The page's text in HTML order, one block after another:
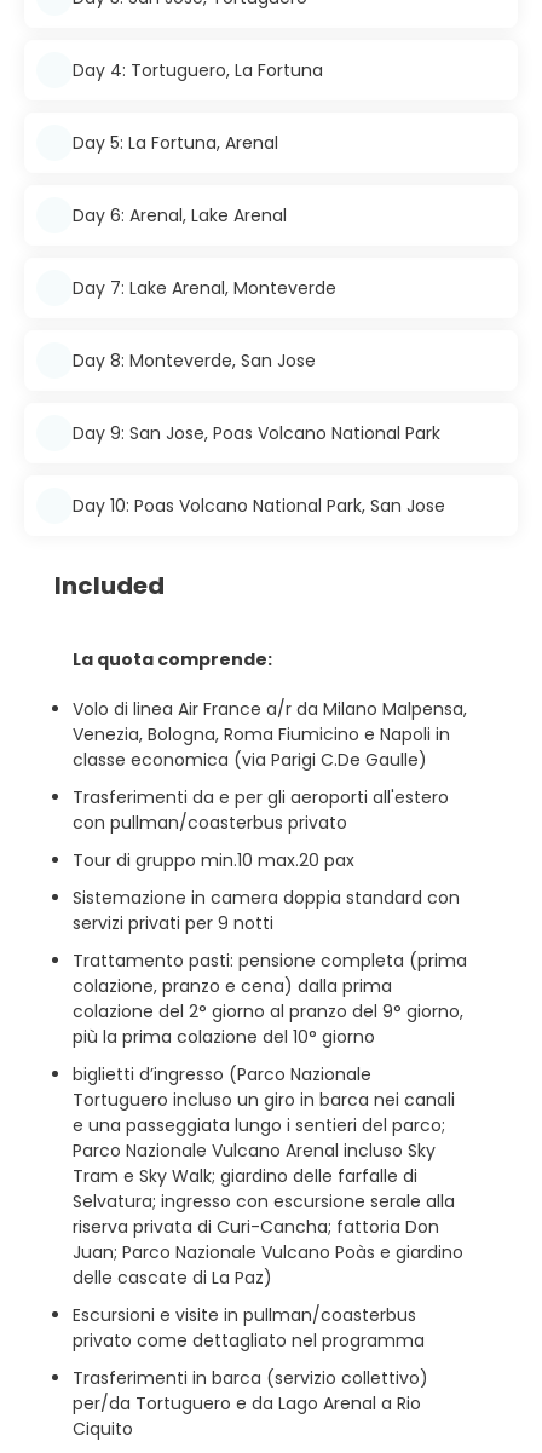
Day 4: Tortuguero, La Fortuna
Day 5: La Fortuna, Arenal
Day 6: Arenal, Lake Arenal
Day 7: Lake Arenal, Monteverde
Day 8: Monteverde, San Jose
Day 9: San Jose, Poas Volcano National Park
Day 10: Poas Volcano National Park, San Jose
Included
La quota comprende:
Volo di linea Air France a/r da Milano Malpensa,
Venezia, Bologna, Roma Fiumicino e Napoli in
classe economica (via Parigi C.De Gaulle)
Trasferimenti da e per gli aeroporti all'estero
con pullman/coasterbus privato
Tour di gruppo min.10 max.20 pax
Sistemazione in camera doppia standard con
servizi privati per 9 notti
Trattamento pasti: pensione completa (prima
colazione, pranzo e cena) dalla prima
colazione del 2° giorno al pranzo del 9° giorno,
più la prima colazione del 10° giorno
biglietti d’ingresso (Parco Nazionale
Tortuguero incluso un giro in barca nei canali
e una passeggiata lungo i sentieri del parco;
Parco Nazionale Vulcano Arenal incluso Sky
Tram e Sky Walk; giardino delle farfalle di
Selvatura; ingresso con escursione serale alla
riserva privata di Curi-Cancha; fattoria Don
Juan; Parco Nazionale Vulcano Poàs e giardino
delle cascate di La Paz)
Escursioni e visite in pullman/coasterbus
privato come dettagliato nel programma
Trasferimenti in barca (servizio collettivo)
per/da Tortuguero e da Lago Arenal a Rio
Ciquito